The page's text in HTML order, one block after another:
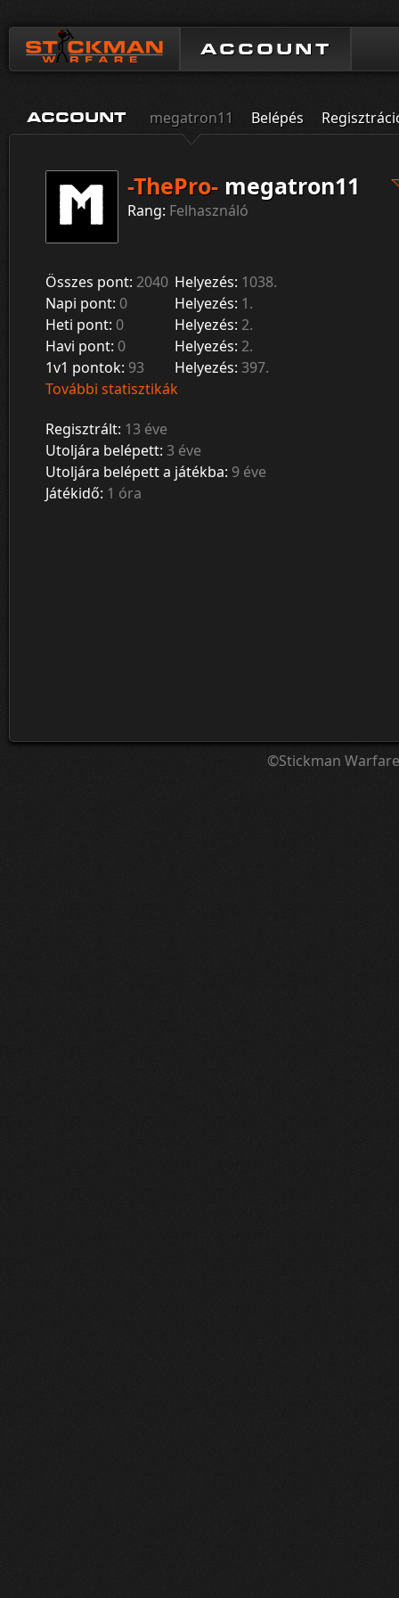
ACCOUNT
ACCOUNT megatron11 Belépés
-ThePro- megatron11
Rang: Felhasználó
Összes pont: 2040 Helyezés: 1038.
Napi pont: 0 Helyezés: 1.
Heti pont: 0 Helyezés: 2.
Havi pont: 0 Helyezés: 2.
1v1 pontok: 93 Helyezés: 397.
További statisztikák
Regisztrált: 13 éve
Utoljára belépett: 3 éve
Utoljára belépett a játékba: 9 éve
Játékidő: 1 óra
©Stickman Warfare